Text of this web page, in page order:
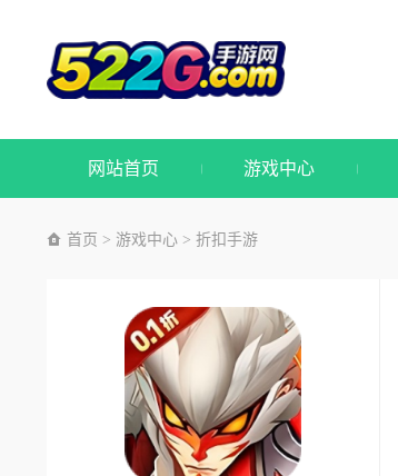
网站首页 游戏中心
首页 > 游戏中心 > 折扣手游